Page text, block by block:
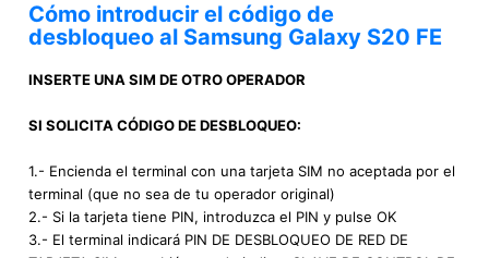
Cómo introducir el código de
desbloqueo al Samsung Galaxy S20 FE
INSERTE UNA SIM DE OTRO OPERADOR
SI SOLICITA CÓDIGO DE DESBLOQUEO:
1.- Encienda el terminal con una tarjeta SIM no aceptada por el
terminal (que no sea de tu operador original)
2.- Si la tarjeta tiene PIN, introduzca el PIN y pulse OK
3.- El terminal indicará PIN DE DESBLOQUEO DE RED DE